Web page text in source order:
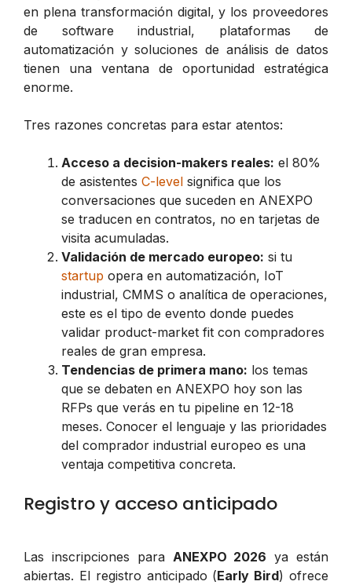
en plena transformación digital, y los proveedores
de software industrial, plataformas de
automatización y soluciones de análisis de datos
tienen una ventana de oportunidad estratégica
enorme.
Tres razones concretas para estar atentos:
Acceso a decision-makers reales: el 80%
de asistentes C-level significa que los
conversaciones que suceden en ANEXPO
se traducen en contratos, no en tarjetas de
visita acumuladas.
Validación de mercado europeo: si tu
startup opera en automatización, IoT
industrial, CMMS o analítica de operaciones,
este es el tipo de evento donde puedes
validar product-market fit con compradores
reales de gran empresa.
Tendencias de primera mano: los temas
que se debaten en ANEXPO hoy son las
RFPs que verás en tu pipeline en 12-18
meses. Conocer el lenguaje y las prioridades
del comprador industrial europeo es una
ventaja competitiva concreta.
Registro y acceso anticipado
Las inscripciones para ANEXPO 2026 ya están
abiertas. El registro anticipado (Early Bird) ofrece